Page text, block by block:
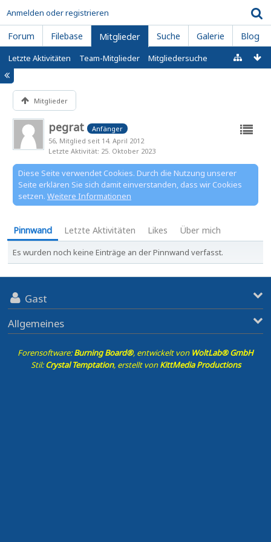
Anmelden oder registrieren
Forum Filebase Mitglieder Suche Galerie Blog
Letzte Aktivitäten Team-Mitglieder Mitgliedersuche
Mitglieder
pegrat
Anfänger
56 Mitglied seit 14. April 2012
Letzte Aktivität 25. Oktober 2023
Diese Seite verwendet Cookies. Durch die Nutzung unserer
Seite erklären Sie sich damit einverstanden, dass wir Cookies
setzen. Weitere Informationen
Pinnwand Letzte Aktivitäten Likes Über mich
Es wurden noch keine Einträge an der Pinnwand verfasst.
Gast
Allgemeines
Forensoftware:Burning Board®, entwickelt von WoltLab® GmbH
Stil:Crystal Temptation, erstellt vonKittMedia Productions